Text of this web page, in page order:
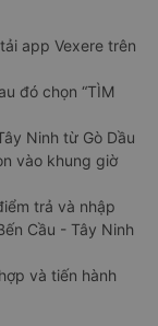
app Vexere trên
đó chọn “TÌM
Ninh từ Gò Dầu
vào khung giờ
trả và nhập
Cầu - Tây Ninh
và tiến hành